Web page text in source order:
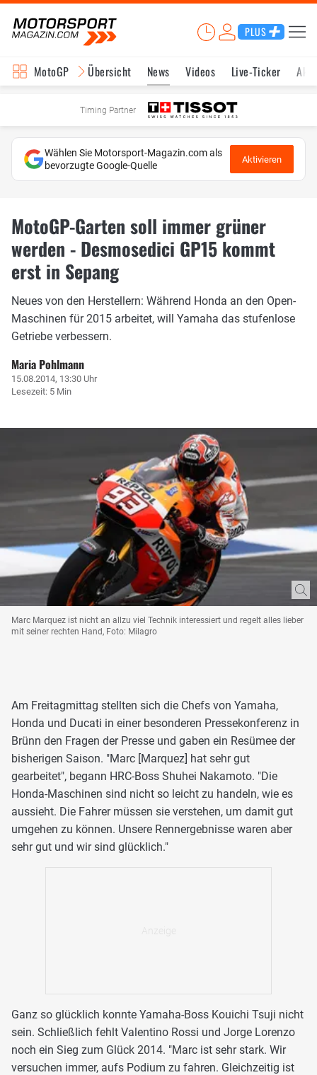
PLUS
MotoGP Übersicht News Videos Live-Ticker
Timing Partner
Wählen Sie Motorsport-Magazin.com als
bevorzugte Google-Quelle
Aktivieren
MotoGP-Garten soll immer grüner
werden - Desmosedici GP15 kommt
erst in Sepang
Neues von den Herstellern: Während Honda an den Open-
Maschinen für 2015 arbeitet, will Yamaha das stufenlose
Getriebe verbessern.
Maria Pohlmann
15.08.2014, 13:30 Uhr
Lesezeit: 5 Min
Marc Marquez ist nicht an allzu viel Technik interessiert und regelt alles lieber
mit seiner rechten Hand, Foto: Milagro
Am Freitagmittag stellten sich die Chefs von Yamaha,
Honda und Ducati in einer besonderen Pressekonferenz in
Brünn den Fragen der Presse und gaben ein Resümee der
bisherigen Saison. "Marc [Marquez] hat sehr gut
gearbeitet", begann HRC-Boss Shuhei Nakamoto. "Die
Honda-Maschinen sind nicht so leicht zu handeln, wie es
aussieht. Die Fahrer müssen sie verstehen, um damit gut
umgehen zu können. Unsere Rennergebnisse waren aber
sehr gut und wir sind glücklich."
Ganz so glücklich konnte Yamaha-Boss Kouichi Tsuji nicht
sein. Schließlich fehlt Valentino Rossi und Jorge Lorenzo
noch ein Sieg zum Glück 2014. "Marc ist sehr stark. Wir
versuchen immer, aufs Podium zu fahren. Gleichzeitig ist